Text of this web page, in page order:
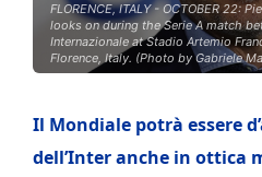
FLORENCE, ITALY - OCTOBER 22:
looks on during the Serie A match
Internazionale at Stadio Artemio
Florence, Italy. (Photo by Gabriele
Il Mondiale potrà essere
dell’Inter anche in ottica